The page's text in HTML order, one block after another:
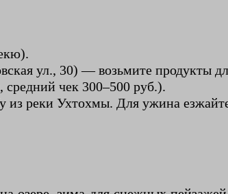
ул., 30) — возьмите продукты
чек 300–500 руб.).
реки Ухтохмы. Для ужина езжайте